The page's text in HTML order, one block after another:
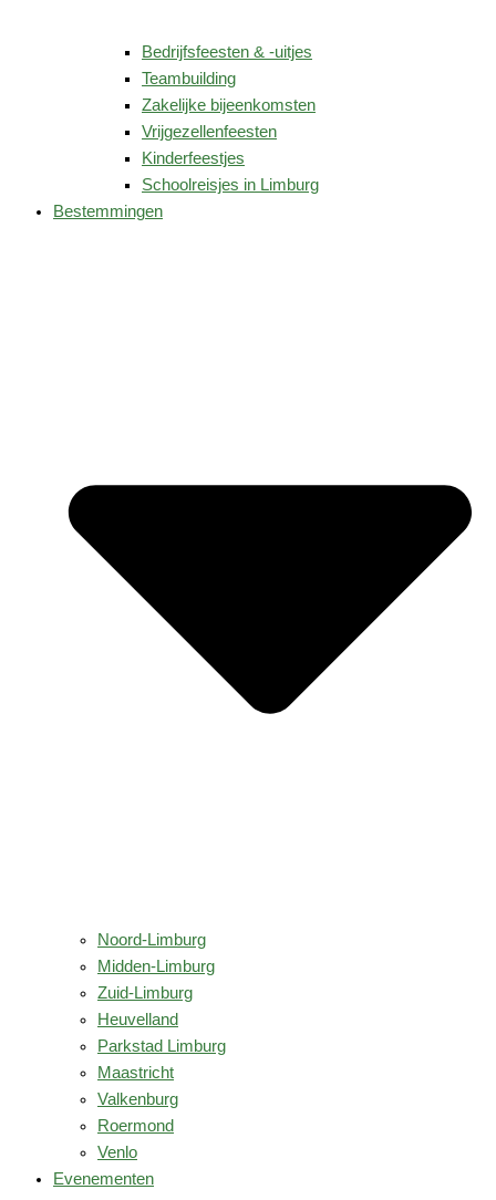
Bedrijfsfeesten & -uitjes
Teambuilding
Zakelijke bijeenkomsten
Vrijgezellenfeesten
Kinderfeestjes
Schoolreisjes in Limburg
Bestemmingen
Noord-Limburg
Midden-Limburg
Zuid-Limburg
Heuvelland
Parkstad Limburg
Maastricht
Valkenburg
Roermond
Venlo
Evenementen